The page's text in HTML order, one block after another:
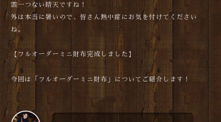
雲一つない晴天ですね！
外は本当に暑いので、皆さん熱中症にお気を付けてください
ね。
【フルオーダーミニ財布完成しました】
今回は「フルオーダーミニ財布」についてご紹介します！